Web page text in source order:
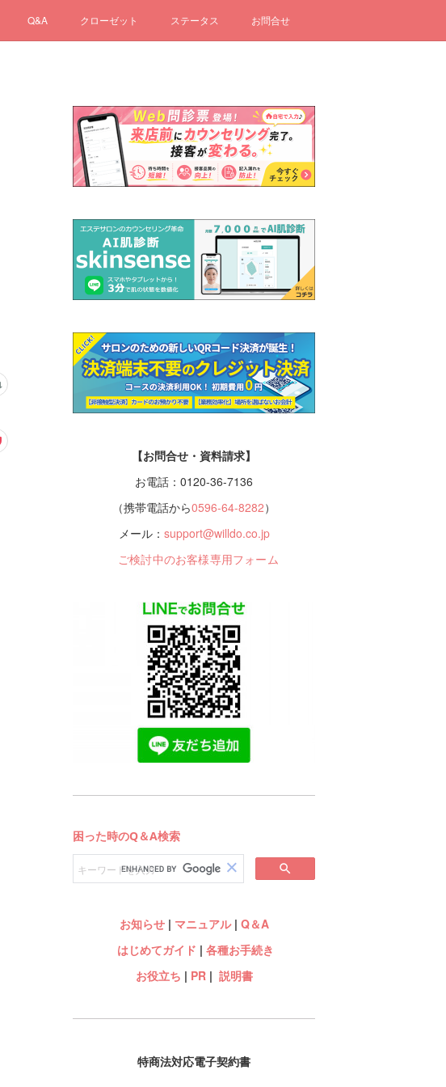
Q&A クローゼット ステータス お問合せ
【お問合せ・資料請求】
お電話：0120-36-7136
（携帯電話から0596-64-8282）
メール： support@willdo.co.jp
ご検討中のお客様専用フォーム
お知らせ| マニュアル| Q＆A
はじめてガイド | 各種お手続き
お役立ち | PR| 説明書
特商法対応電子契約書